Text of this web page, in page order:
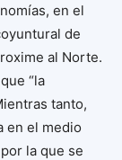
en el
de
al Norte.
“la
tanto,
en el medio
la que se